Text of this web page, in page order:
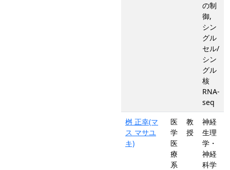
の制
御,
シン
グル
セル/
シン
グル
核
RNA-
seq
桝 正幸(マ
ス マサユ
キ)
医
学
医
療
系
教
授
神経
生理
学・
神経
科学